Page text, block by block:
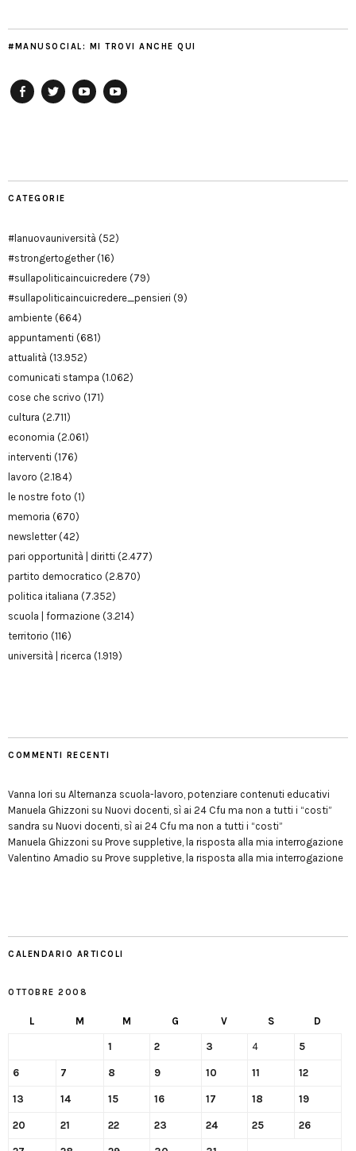
#MANUSOCIAL: MI TROVI ANCHE QUI
CATEGORIE
#lanuovauniversità (52)
#strongertogether(16)
#sullapoliticaincuicredere (79)
#sullapoliticaincuicredere_pensieri (9)
ambiente (664)
appuntamenti (681)
attualità (13.952)
comunicati stampa (1.062)
cose che scrivo (171)
cultura (2.711)
economia (2.061)
interventi (176)
lavoro (2.184)
le nostre foto (1)
memoria (670)
newsletter(42)
pari opportunità | diritti (2.477)
partito democratico (2.870)
politica italiana (7.352)
scuola | formazione (3.214)
territorio (116)
università | ricerca (1.919)
COMMENTI RECENTI
Vanna Iori su Alternanza scuola-lavoro, potenziare contenuti educativi
Manuela Ghizzoni su Nuovi docenti, sì ai 24 Cfu ma non a tutti i “costi”
sandra su Nuovi docenti, sì ai 24 Cfu ma non a tutti i “costi”
Manuela Ghizzoni su Prove suppletive, la risposta alla mia interrogazione
Valentino Amadio su Prove suppletive, la risposta alla mia interrogazione
CALENDARIO ARTICOLI
OTTOBRE 2008
L M M G V S D
1 2 3 4 5
6 7 8 9 10 11 12
13 14 15 16 17 18 19
20 21 22 23 24 25 26